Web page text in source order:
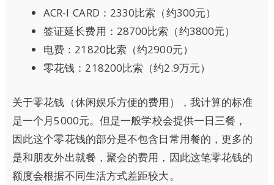
ACR-I CARD：2330比索（约300元）
签证延长费用：28700比索（约3800元）
电费：21820比索（约2900元）
零花钱：218200比索（约2.9万元）
关于零花钱（休闲娱乐方便的费用），我计算的标准
是一个月5000元。但是一般学校会提供一日三餐，
因此这个零花钱的部分是不包含日常用餐的，更多的
是和朋友外出就餐，聚会的费用，因此这笔零花钱的
额度会根据不同生活方式差距较大。